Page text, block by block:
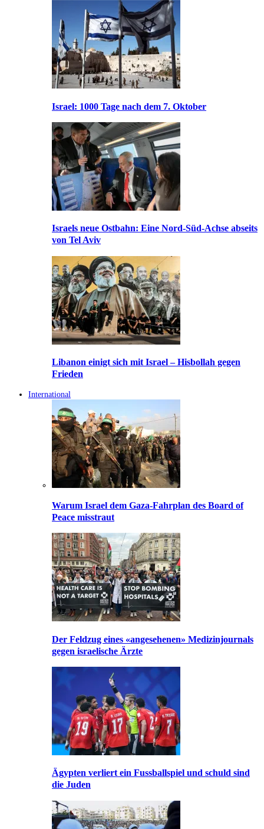
Israel: 1000 Tage nach dem 7. Oktober
Israels neue Ostbahn: Eine Nord-Süd-Achse abseits
von Tel Aviv
Libanon einigt sich mit Israel – Hisbollah gegen
Frieden
International
Warum Israel dem Gaza-Fahrplan des Board of
Peace misstraut
Der Feldzug eines «angesehenen» Medizinjournals
gegen israelische Ärzte
Ägypten verliert ein Fussballspiel und schuld sind
die Juden